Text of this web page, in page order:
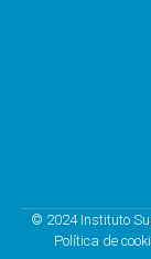
© 2024 Instituto
Política de